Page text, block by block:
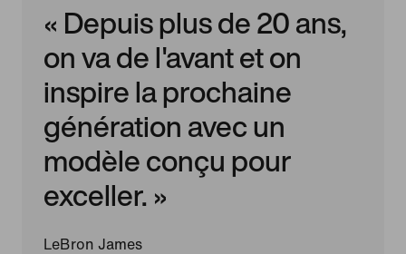
« Depuis plus de 20 ans,
on va de l'avant et on
inspire la prochaine
génération avec un
modèle conçu pour
exceller. »
LeBron James